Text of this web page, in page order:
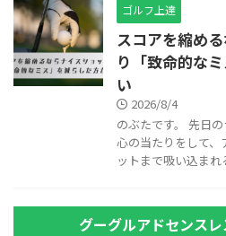
ゴルフ上達
スコアを縮め
り「致命的な
い
2026/8/4
のぶたです。 先日
心の当たりをして、
ットまで吸い込まれ
グーグルアドセンス